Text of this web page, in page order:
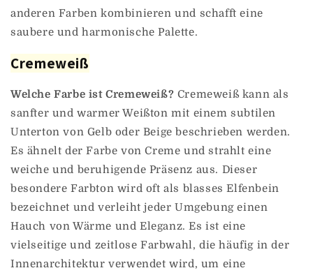
anderen Farben kombinieren und schafft eine
saubere und harmonische Palette.
Cremeweiß
Welche Farbe ist Cremeweiß? Cremeweiß kann als
sanfter und warmer Weißton mit einem subtilen
Unterton von Gelb oder Beige beschrieben werden.
Es ähnelt der Farbe von Creme und strahlt eine
weiche und beruhigende Präsenz aus. Dieser
besondere Farbton wird oft als blasses Elfenbein
bezeichnet und verleiht jeder Umgebung einen
Hauch von Wärme und Eleganz. Es ist eine
vielseitige und zeitlose Farbwahl, die häufig in der
Innenarchitektur verwendet wird, um eine